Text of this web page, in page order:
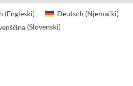
(Engleski) Deutsch (Njemački)
(Slovenski)